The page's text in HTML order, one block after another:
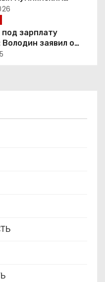
в
так и не
зарплату
Володин заявил о